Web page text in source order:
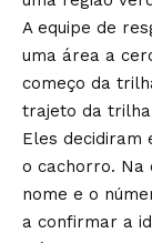
A equipe de
uma área a
começo da
trajeto da
Eles decidiram
o cachorro. Na
nome e o
a confirmar a